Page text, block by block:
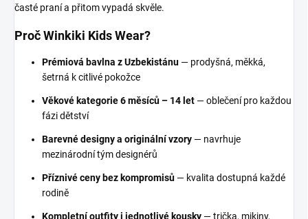
časté praní a přitom vypadá skvěle.
Proč Winkiki Kids Wear?
Prémiová bavlna z Uzbekistánu — prodyšná, měkká,
šetrná k citlivé pokožce
Věkové kategorie 6 měsíců – 14 let — oblečení pro každou
fázi dětství
Barevné designy a originální vzory — navrhuje
mezinárodní tým designérů
Příznivé ceny bez kompromisů — kvalita dostupná každé
rodině
Kompletní outfity i jednotlivé kousky — trička, mikiny,